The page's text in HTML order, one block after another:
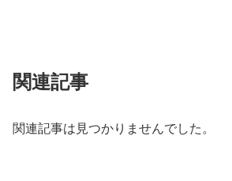
関連記事
関連記事は見つかりませんでした。